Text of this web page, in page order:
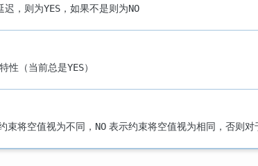
迟，则为YES，如果不是则为NO
性（当前总是YES）
束将空值视为不同， NO表示约束将空值视为相同，否则对